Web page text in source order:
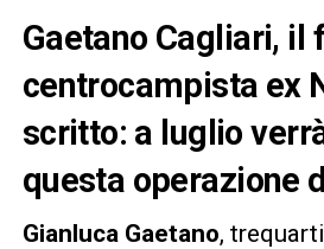
Gaetano Cagliari, il
centrocampista ex
scritto: a luglio
questa operazione
Gianluca Gaetano,